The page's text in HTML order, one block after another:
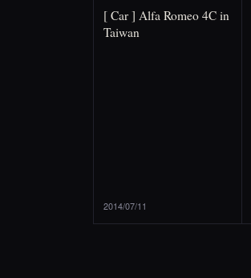
[ Car ] Alfa Romeo 4C in
Taiwan
2014/07/11